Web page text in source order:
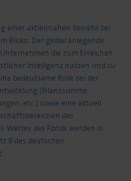
einer aktiennahen Rendite bei
Risiko. Der global anlegende
die zum Erreichen
Intelligenz nutzen und zu
bedeutsame Rolle bei der
(Bilanzsumme,
etc.) sowie eine aktuell
des
Wertes des Fonds werden in
8 des deutschen